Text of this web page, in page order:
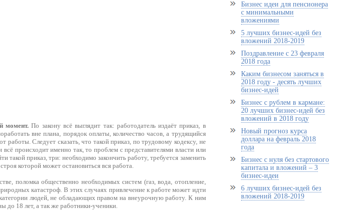
момент. По закону всё выглядит так: работодатель издаёт приказ, в
вне плана, порядок оплаты, количество часов, а трудящийся
работы. Следует сказать, что такой приказ, по трудовому кодексу, не
всё происходит именно так, то проблем с представителями власти или
приказ, три: необходимо закончить работу, требуется заменить
которой может остановиться вся работа.
поломка общественно необходимых систем (газ, вода, отопление,
катастроф. В этих случаях привлечение к работе может идти
людей, не обладающих правом на внеурочную работу. К ним
до 18 лет, а так же работники-ученики.
Бизнес идеи для пенсионера
с минимальными
вложениями
5 лучших бизнес-идей без
вложений 2018-2019
Поздравление с 23 февраля
2018 года
Каким бизнесом заняться в
2018 году - десять лучших
бизнес-идей
Бизнес с рублем в кармане:
20 лучших бизнес-идей без
вложений в 2018 году
Новый прогноз курса
доллара на февраль 2018
года
Бизнес с нуля без стартового
капитала и вложений – 3
бизнес-идеи
6 лучших бизнес-идей без
вложений 2018-2019